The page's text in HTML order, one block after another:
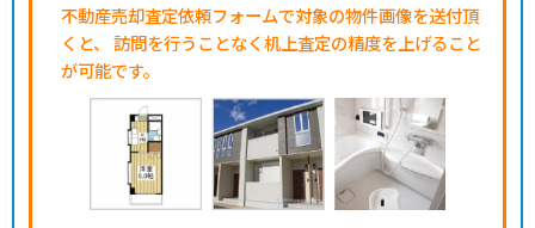
不動産売却査定依頼フォームで対象の物件画像を送付頂
くと、
訪問を行うことなく机上査定の精度を上げること
が可能です。